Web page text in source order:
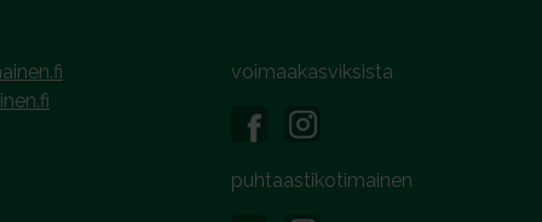
voimaakasviksista
puhtaastikotimainen